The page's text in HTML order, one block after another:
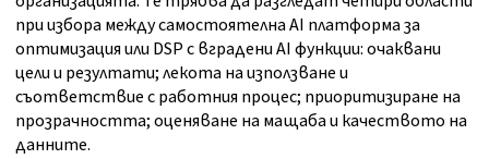
при избора между самостоятелна AI платформа за
оптимизация или DSP с вградени AI функции: очаквани
цели и резултати; лекота на използване и
съответствие с работния процес; приоритизиране на
прозрачността; оценяване на мащаба и качеството на
данните.